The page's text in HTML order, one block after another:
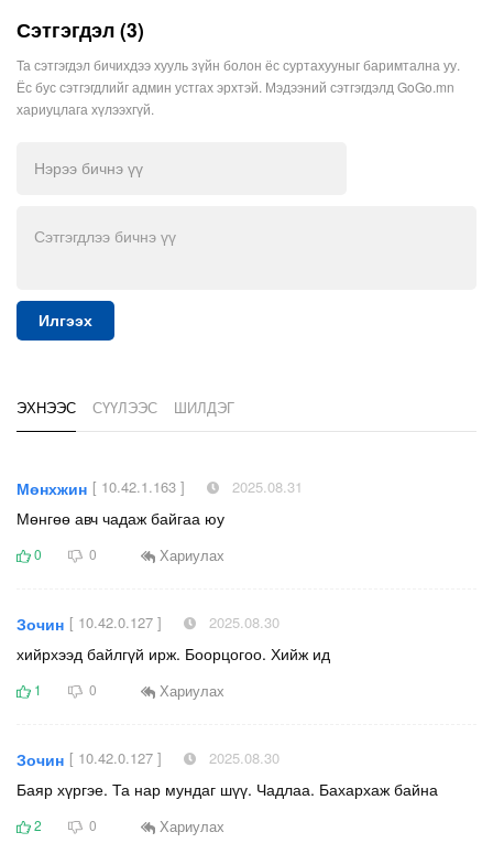
Сэтгэгдэл (3)
Та сэтгэгдэл бичихдээ хууль зүйн болон ёс суртахууныг баримтална уу.
Ёс бус сэтгэгдлийг админ устгах эрхтэй. Мэдээний сэтгэгдэлд GoGo.mn
хариуцлага хүлээхгүй.
Илгээх
ЭХНЭЭС СҮҮЛЭЭС ШИЛДЭГ
Мөнхжин [ 10.42.1.163 ] 2025.08.31
Мөнгөө авч чадаж байгаа юу
0 0 Хариулах
Зочин [ 10.42.0.127 ] 2025.08.30
хийрхээд байлгүй ирж. Боорцогоо. Хийж ид
1 0 Хариулах
Зочин [ 10.42.0.127 ] 2025.08.30
Баяр хүргэе. Та нар мундаг шүү. Чадлаа. Бахархаж байна
2 0 Хариулах